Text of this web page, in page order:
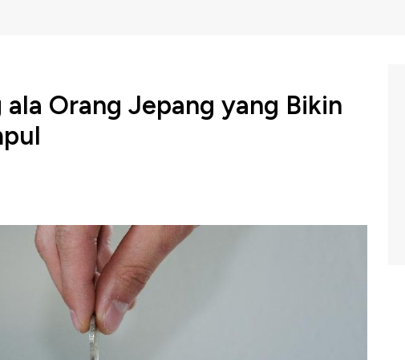
Orang Jepang yang Bikin